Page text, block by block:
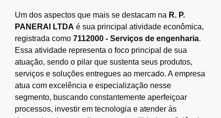
Um dos aspectos que mais se destacam na R. P.
PANERAI LTDA é sua principal atividade econômica,
registrada como 7112000 - Serviços de engenharia.
Essa atividade representa o foco principal de sua
atuação, sendo o pilar que sustenta seus produtos,
serviços e soluções entregues ao mercado. A empresa
atua com excelência e especialização nesse
segmento, buscando constantemente aperfeiçoar
processos, investir em tecnologia e atender às